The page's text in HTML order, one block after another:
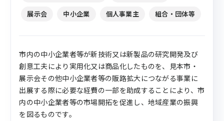
展示会
中小企業 個人事業主 組合・団体等
市内の中小企業者等が新技術又は新製品の研究開発及び
創意工夫により実用化又は商品化したものを、見本市・
展示会その他中小企業者等の販路拡大につながる事業に
出展する際に必要な経費の一部を助成することにより、市
内の中小企業者等の市場開拓を促進し、地域産業の振興
を図るものです。